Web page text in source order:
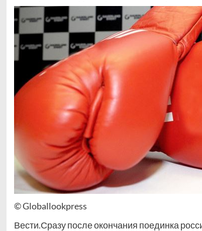
© Globallookpress
Вести.Сразу после окончания поединка